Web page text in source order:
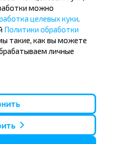
на рейс
р-н МИНСКАЯ
на
Городея,
ОБЛ.-Лида?
можно
целевых куки.
Политики обработки
такие, как вы можете
личные